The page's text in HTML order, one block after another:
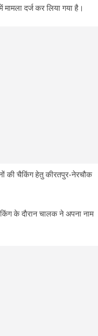
दर्ज कर लिया गया है।
की चैकिंग हेतु कीरतपुर-नेरचौक
के दाैरान चालक ने अपना नाम